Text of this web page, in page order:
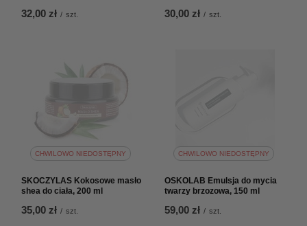
32,00 zł / szt. 30,00 zł / szt.
CHWILOWO NIEDOSTĘPNY
SKOCZYLAS Kokosowe masło
shea do ciała, 200 ml
35,00 zł / szt.
CHWILOWO NIEDOSTĘPNY
OSKOLAB Emulsja do mycia
twarzy brzozowa, 150 ml
59,00 zł / szt.